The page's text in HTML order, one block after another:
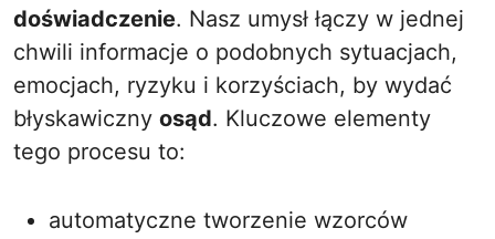
doświadczenie. Nasz umysł łączy w jednej
chwili informacje o podobnych sytuacjach,
emocjach, ryzyku i korzyściach, by wydać
błyskawiczny osąd. Kluczowe elementy
tego procesu to:
automatyczne tworzenie wzorców